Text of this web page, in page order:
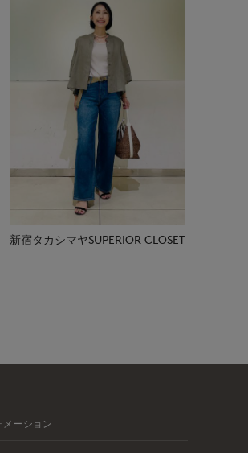
新宿タカシマヤSUPERIOR CLOSET
メーション